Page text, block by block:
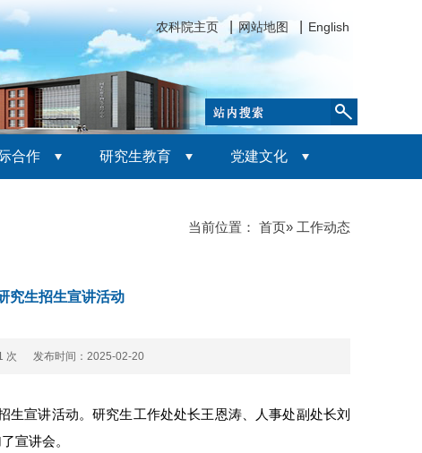
农科院主页 网站地图 English
合作 研究生教育 党建文化
当前位置： 首页» 工作动态
究生招生宣讲活动
次 发布时间：2025-02-20
宣讲活动。研究生工作处处长王恩涛、人事处副处长刘
宣讲会。